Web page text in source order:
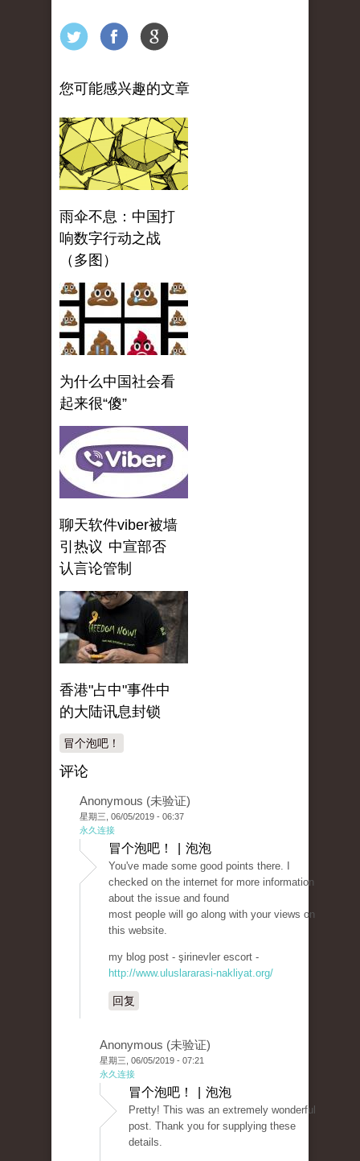
您可能感兴趣的文章
雨伞不息：中国打
响数字行动之战
（多图）
为什么中国社会看
起来很“傻”
聊天软件viber被墙
引热议 中宣部否
认言论管制
香港"占中"事件中
的大陆讯息封锁
冒个泡吧！
评论
Anonymous (未验证)
星期三, 06/05/2019 - 06:37
永久连接
冒个泡吧！ | 泡泡
You've made some good points there. I
checked on the internet for more information
about the issue and found
most people will go along with your views on
this website.
my blog post - şirinevler escort -
http://www.uluslararasi-nakliyat.org/
回复
Anonymous (未验证)
星期三, 06/05/2019 - 07:21
永久连接
冒个泡吧！ | 泡泡
Pretty! This was an extremely wonderful
post. Thank you for supplying these
details.